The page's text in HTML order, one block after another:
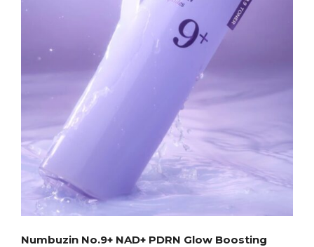
Numbuzin No.9+ NAD+ PDRN Glow Boosting